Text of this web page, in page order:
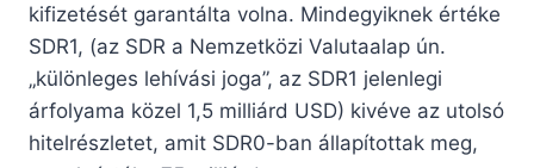
kifizetését garantálta volna. Mindegyiknek értéke
SDR1, (az SDR a Nemzetközi Valutaalap ún.
„különleges lehívási joga”, az SDR1 jelenlegi
árfolyama közel 1,5 milliárd USD) kivéve az utolsó
hitelrészletet, amit SDR0-ban állapítottak meg,